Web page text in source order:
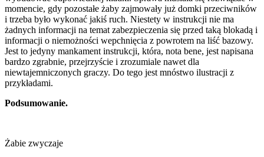
momencie, gdy pozostałe żaby zajmowały już domki przeciwników
i trzeba było wykonać jakiś ruch. Niestety w instrukcji nie ma
żadnych informacji na temat zabezpieczenia się przed taką blokadą i
informacji o niemożności wepchnięcia z powrotem na liść bazowy.
Jest to jedyny mankament instrukcji, która, nota bene, jest napisana
bardzo zgrabnie, przejrzyście i zrozumiale nawet dla
niewtajemniczonych graczy. Do tego jest mnóstwo ilustracji z
przykładami.
Podsumowanie.
Żabie zwyczaje